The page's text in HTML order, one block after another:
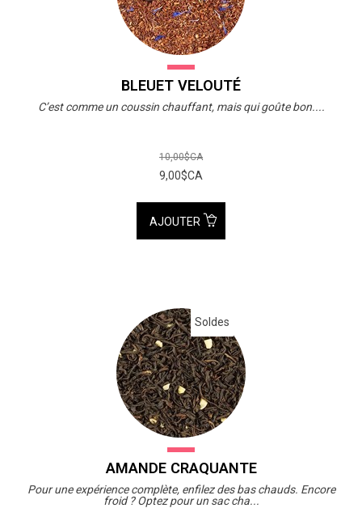
BLEUET VELOUTÉ
C’est comme un coussin chauffant, mais qui goûte bon....
10,00$CA
9,00$CA
AJOUTER
Soldes
AMANDE CRAQUANTE
Pour une expérience complète, enfilez des bas chauds. Encore
froid ? Optez pour un sac cha...